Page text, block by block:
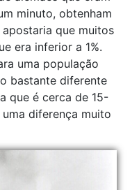
minuto, obtenham
que muitos
era inferior a 1%.
uma população
bastante diferente
que é cerca de 15-
diferença muito